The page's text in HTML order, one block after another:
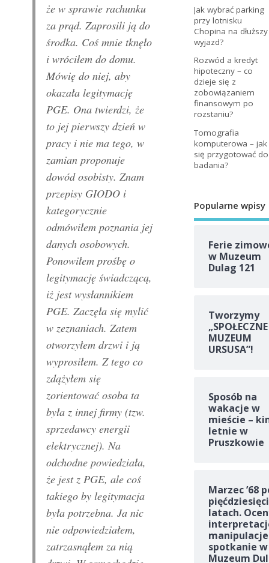
że w sprawie rachunku
za prąd. Zaprosili ją do
środka. Coś mnie tknęło
i wróciłem do domu.
Mówię do niej, aby
okazała legitymację
PGE. Ona twierdzi, że
to jej pierwszy dzień w
pracy i nie ma tego, w
zamian proponuje
dowód osobisty. Znam
przepisy GIODO i
kategorycznie
odmówiłem poznania jej
danych osobowych.
Ponowiłem prośbę o
legitymację świadczącą,
iż jest wysłannikiem
PGE. Zaczęła się mylić
w zeznaniach. Zatem
otworzyłem drzwi i ją
wyprosiłem. Z tego co
zdążyłem się
zorientować osoba ta
była z innej firmy (tzw.
sprzedawcy energii
elektrycznej). Na
odchodne powiedziała,
że jest z PGE, ale coś
takiego by legitymacja
była potrzebna. Ja nic
nie odpowiedziałem,
zatrzasnąłem za nią
Jak wybrać parking
przy lotnisku
Chopina na dłuższy
wyjazd?
Rozwód a kredyt
hipoteczny – co
dzieje się z
zobowiązaniem
finansowym po
rozstaniu?
Tomografia
komputerowa – jak
się przygotować do
badania?
Popularne wpisy
Ferie
w Muzeum
Dulag 121
Tworzymy
„SPOŁECZNE
MUZEUM
URSUSA”!
Sposób na
wakacje w
mieście –
letnie w
Pruszkowie
Marzec ’68
latach.
spotkanie w
Muzeum